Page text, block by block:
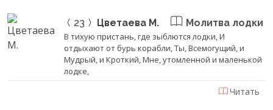
23 Цветаева М. Молитва лодки
В тихую пристань, где зыблются лодки, И
отдыхают от бурь корабли, Ты, Всемогущий, и
Мудрый, и Кроткий, Мне, утомленной и маленькой
лодке,
Читать